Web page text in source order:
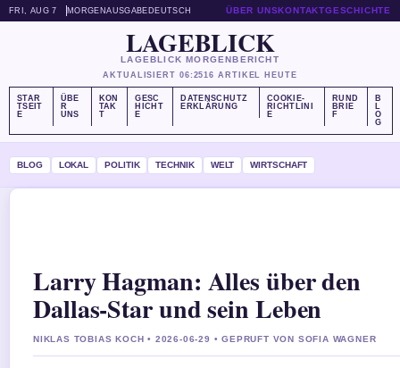
FRI, AUG 7 MORGENAUSGABE DEUTSCH ÜBER UNSKONTAKTGESCHICHTE
LAGEBLICK
LAGEBLICK MORGENBERICHT
AKTUALISIERT 06:2516 ARTIKEL HEUTE
STAR
TSEIT
E
ÜBE
R
UNS
KON
TAK
T
GESC
HICHT
E
DATENSCHUTZ
ERKLÄRUNG
COOKIE-
RICHTLINI
E
RUND
BRIE
F
B
L
O
G
BLOG LOKAL POLITIK TECHNIK WELT WIRTSCHAFT
Larry Hagman: Alles über den
Dallas-Star und sein Leben
NIKLAS TOBIAS KOCH • 2026-06-29 • GEPRUFT VON SOFIA WAGNER